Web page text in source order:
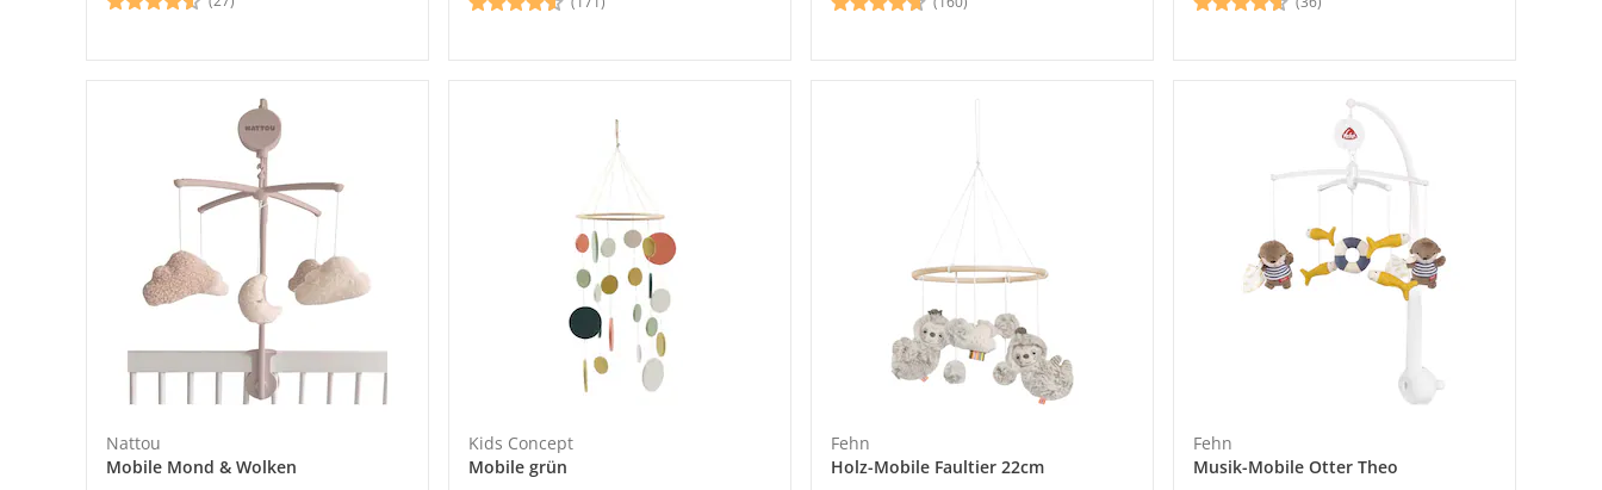
Nattou
Mobile Mond & Wolken
Kids Concept
Mobile grün
Fehn
Holz-Mobile Faultier 22cm
Fehn
Musik-Mobile Otter Theo